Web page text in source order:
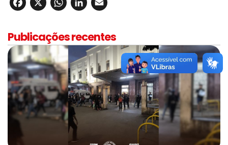
Publicações recentes